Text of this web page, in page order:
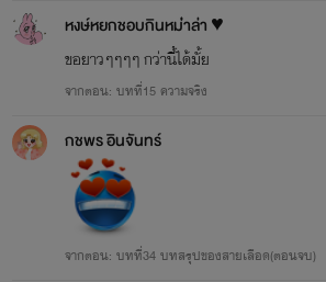
หงษ์หยกชอบกินหม่่าล่า ♥️
ขอยาวๆๆๆๆ กว่านี้ได้มั้ย
จากตอน: บทที่15 ความจริง
กชพร​ อิน​จันทร์​
จากตอน: บทที่34 บทสรุปของสายเลือด(ตอนจบ)